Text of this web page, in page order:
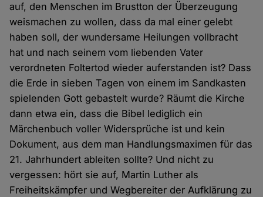
auf, den Menschen im Brustton der Überzeugung
weismachen zu wollen, dass da mal einer gelebt
haben soll, der wundersame Heilungen vollbracht
hat und nach seinem vom liebenden Vater
verordneten Foltertod wieder auferstanden ist? Dass
die Erde in sieben Tagen von einem im Sandkasten
spielenden Gott gebastelt wurde? Räumt die Kirche
dann etwa ein, dass die Bibel lediglich ein
Märchenbuch voller Widersprüche ist und kein
Dokument, aus dem man Handlungsmaximen für das
21. Jahrhundert ableiten sollte? Und nicht zu
vergessen: hört sie auf, Martin Luther als
Freiheitskämpfer und Wegbereiter der Aufklärung zu